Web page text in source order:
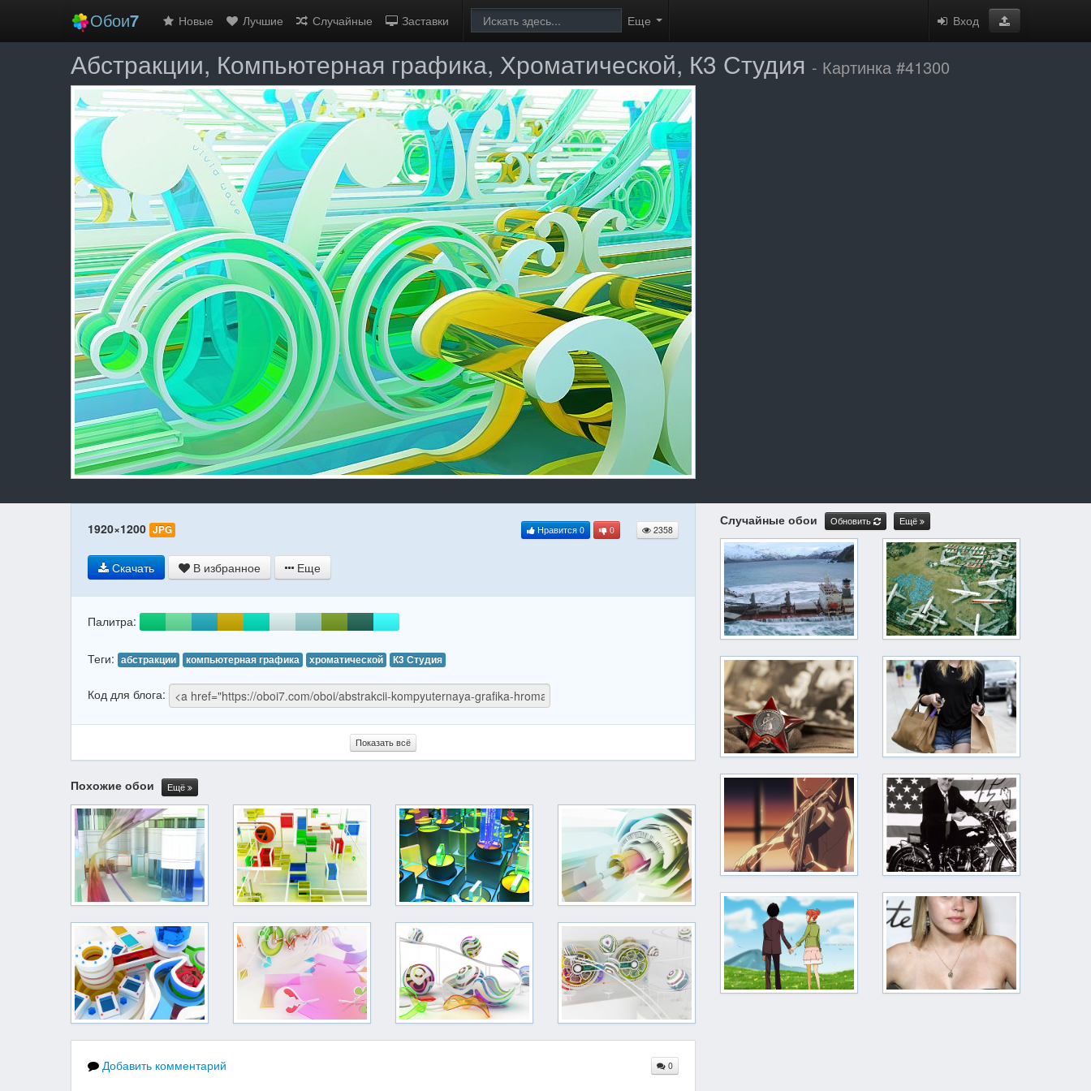
Обои7 Новые Лучшие Случайные Заставки Еще Вход
Абстракции, Компьютерная графика, Хроматической, К3 Студия - Картинка #41300
1920×1200 JPG Нравится 0 0 2358
Скачать В избранное Еще
Палитра:
Теги: абстракции компьютерная графика хроматической К3 Студия
Код для блога:
Показать всё
Похожие обои Ещё
Добавить комментарий 0
Случайные обои Обновить Ещё